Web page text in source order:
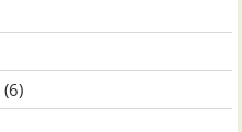
(6)